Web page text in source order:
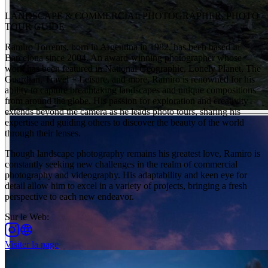
LANDSCAPE & COMMERCIAL PHOTOGRAPHER, PHOTO
TOUR GUIDE
Ramiro Torrents, born in Argentina in 1982, has been based in
Barcelona since 2004. An award-winning photographer whose
work has been featured in National Geographic, Lonely Planet, The
Guardian, Travel + Leisure, and more, Ramiro is renowned for his
ability to capture breathtaking landscapes and unique compositions
from around the globe. His passion for exploration and creativity
extends beyond the camera as he leads photo tours, sharing his
expertise and guiding others to discover the beauty of the world
through their lenses.
Though landscape photography remains his greatest love, Ramiro is
constantly seeking new challenges in the realm of commercial
photography and videography. His adaptability and keen eye for
detail allow him to excel in a variety of projects, bringing a fresh
perspective to each new endeavor.
Sur le Web:
Visiter la page